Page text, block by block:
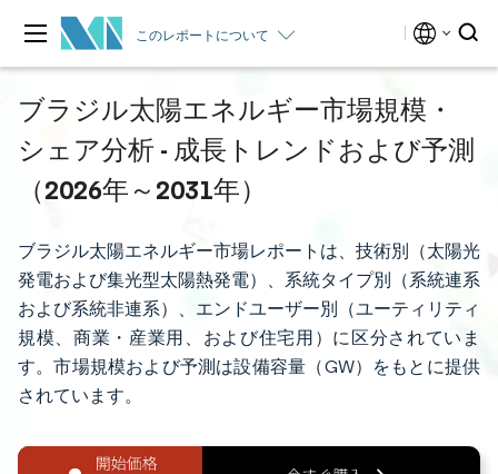
このレポートについて
ブラジル太陽エネルギー市場規模・
シェア分析 - 成長トレンドおよび予測
（2026年～2031年）
ブラジル太陽エネルギー市場レポートは、技術別（太陽光
発電および集光型太陽熱発電）、系統タイプ別（系統連系
および系統非連系）、エンドユーザー別（ユーティリティ
規模、商業・産業用、および住宅用）に区分されていま
す。市場規模および予測は設備容量（GW）をもとに提供
されています。